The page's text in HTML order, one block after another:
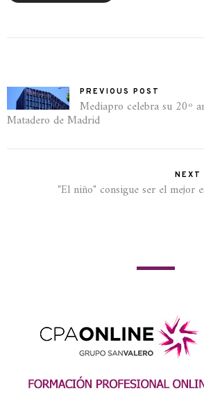
PREVIOUS POST
Mediapro celebra su 20º
Matadero de Madrid
NEXT
"El niño" consigue ser el mejor